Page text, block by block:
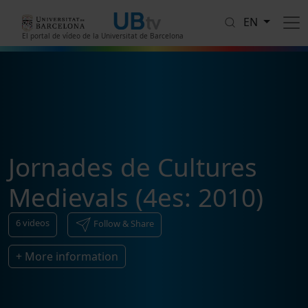
El portal de vídeo de la Universitat de Barcelona
EN
Jornades de Cultures
Medievals (4es: 2010)
6videos Follow & Share
+ More information